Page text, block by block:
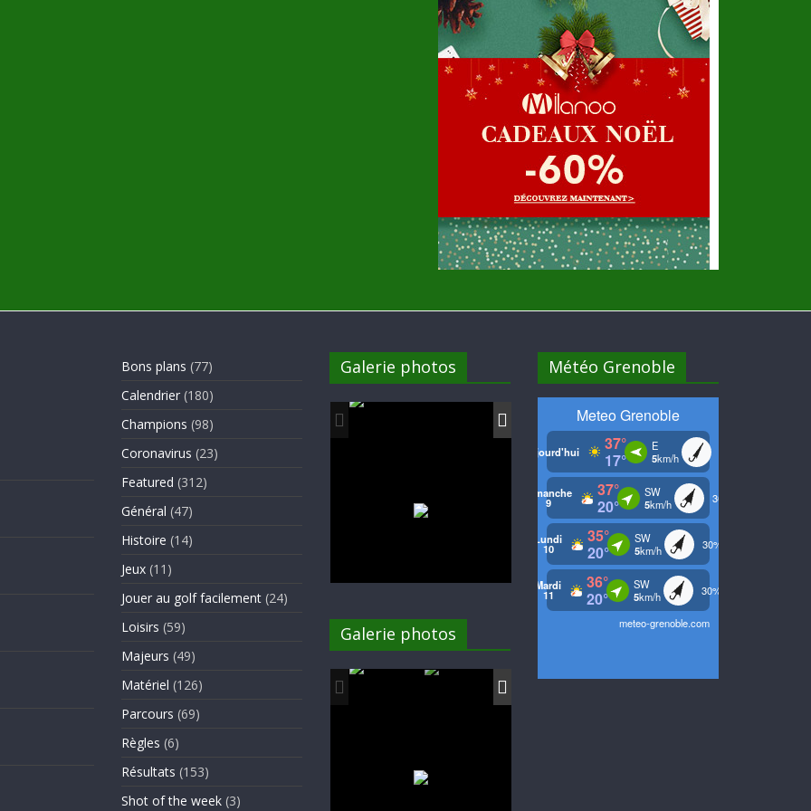
Bons plans (77)
Calendrier (180)
Champions (98)
Coronavirus (23)
Featured (312)
Général (47)
Histoire (14)
Jeux (11)
Jouer au golf facilement (24)
Loisirs (59)
Majeurs (49)
Matériel (126)
Parcours (69)
Règles (6)
Résultats (153)
Shot of the week (3)
Galerie photos
Galerie photos
Météo Grenoble